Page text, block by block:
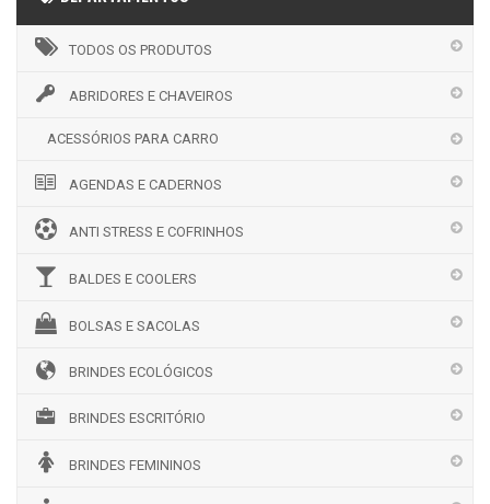
TODOS OS PRODUTOS
ABRIDORES E CHAVEIROS
ACESSÓRIOS PARA CARRO
AGENDAS E CADERNOS
ANTI STRESS E COFRINHOS
BALDES E COOLERS
BOLSAS E SACOLAS
BRINDES ECOLÓGICOS
BRINDES ESCRITÓRIO
BRINDES FEMININOS